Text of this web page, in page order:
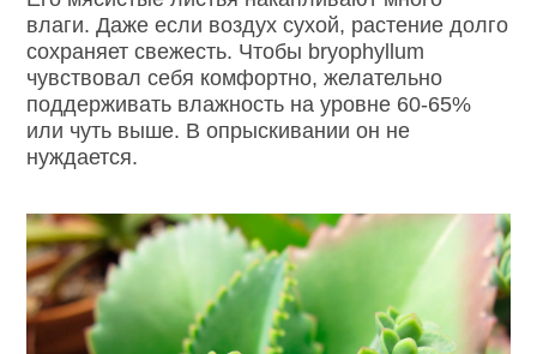
влаги. Даже если воздух сухой, растение долго
сохраняет свежесть. Чтобы bryophyllum
чувствовал себя комфортно, желательно
поддерживать влажность на уровне 60-65%
или чуть выше. В опрыскивании он не
нуждается.